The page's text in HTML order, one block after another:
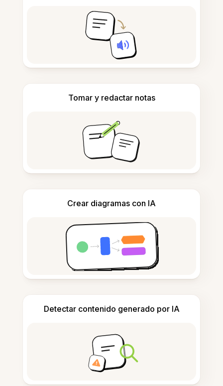
Tomar y redactar notas
Crear diagramas con IA
Detectar contenido generado por IA